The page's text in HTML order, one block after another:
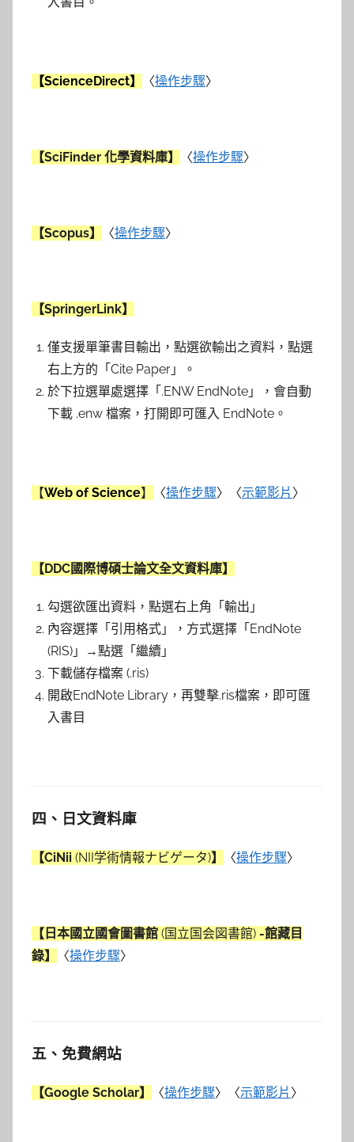
【ScienceDirect】 〈操作步驟〉
【SciFinder 化學資料庫】 〈操作步驟〉
【Scopus】 〈操作步驟〉
【SpringerLink】
僅支援單筆書目輸出，點選欲輸出之資料，點選
右上方的「Cite Paper」。
於下拉選單處選擇「.ENW EndNote」，會自動
下載 .enw 檔案，打開即可匯入 EndNote。
【Web of Science】 〈操作步驟〉〈示範影片 〉
【DDC國際博碩士論文全文資料庫】
勾選欲匯出資料，點選右上角「輸出 」
內容選擇「引用格式」，方式選擇「EndNote
(RIS)」→點選「繼續」
下載儲存檔案 (.ris)
開啟EndNote Library，再雙擊.ris檔案，即可匯
入書目
四、日文資料庫
【CiNii (NII学術情報ナビゲータ)】 〈操作步驟〉
【日本國立國會圖書館 (国立国会図書館) -館藏目
錄】
〈操作步驟〉
五、免費網站
【Google Scholar】 〈操作步驟〉〈示範影片 〉